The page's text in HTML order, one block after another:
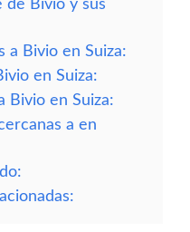
de Bivio y sus
a Bivio en Suiza:
en Suiza:
Bivio en Suiza:
a en